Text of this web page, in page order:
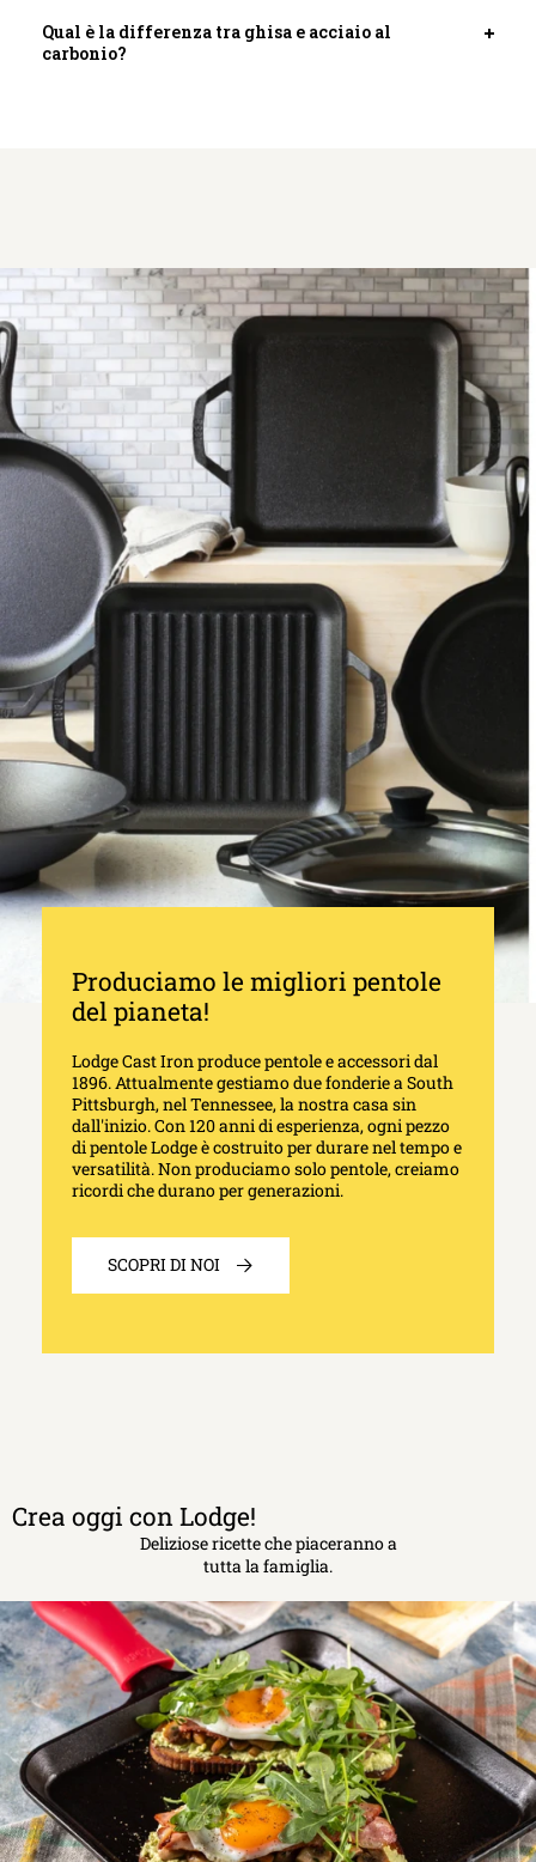
Qual è la differenza tra ghisa e acciaio al
carbonio?
Produciamo le migliori pentole
del pianeta!
Lodge Cast Iron produce pentole e accessori dal
1896. Attualmente gestiamo due fonderie a South
Pittsburgh, nel Tennessee, la nostra casa sin
dall'inizio. Con 120 anni di esperienza, ogni pezzo
di pentole Lodge è costruito per durare nel tempo e
versatilità. Non produciamo solo pentole, creiamo
ricordi che durano per generazioni.
SCOPRI DI NOI
Crea oggi con Lodge!
Deliziose ricette che piaceranno a
tutta la famiglia.